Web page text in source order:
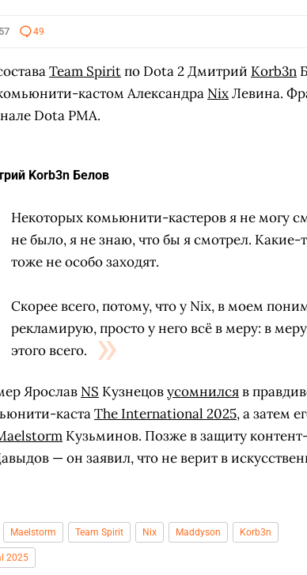
49
Team Spiritпо Dota 2 Дмитрий Korb3n
кастом Александра NixЛевина.
Dota PMA.
Korb3n Белов
Некоторых комьюнити-кастеров я не могу
не было, я не знаю, что бы я смотрел.
тоже не особо заходят.
Скорее всего, потому, что у Nix, в моем
рекламирую, просто у него всё в меру: в
этого всего.
Ярослав NS Кузнецовусомнилсяв
кастаThe International 2025, а затем
Кузьминов. Позже в защиту
— он заявил, что не верит в
Maelstorm Team Spirit Nix Maddyson Korb3n
2025